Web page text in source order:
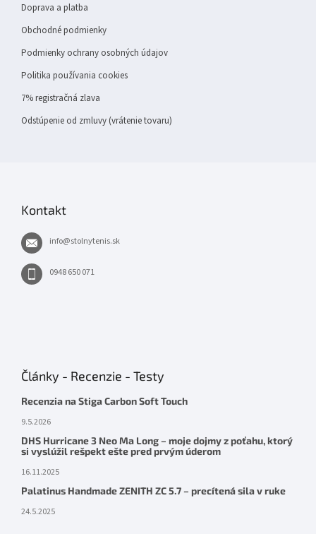
Doprava a platba
Obchodné podmienky
Podmienky ochrany osobných údajov
Politika používania cookies
7% registračná zlava
Odstúpenie od zmluvy (vrátenie tovaru)
Kontakt
info@stolnytenis.sk
0948 650 071
Články - Recenzie - Testy
Recenzia na Stiga Carbon Soft Touch
9.5.2026
DHS Hurricane 3 Neo Ma Long – moje dojmy z poťahu, ktorý
si vyslúžil rešpekt ešte pred prvým úderom
16.11.2025
Palatinus Handmade ZENITH ZC 5.7 – precítená sila v ruke
24.5.2025